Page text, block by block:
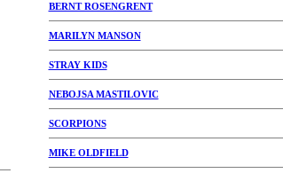
BERNT ROSENGRENT
MARILYN MANSON
STRAY KIDS
NEBOJSA MASTILOVIC
SCORPIONS
MIKE OLDFIELD